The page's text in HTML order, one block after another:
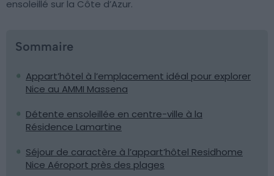
ensoleillé sur la Côte d’Azur.
Sommaire
Appart’hôtel à l’emplacement idéal pour explorer
Nice au AMMI Massena
Détente ensoleillée en centre-ville à la
Résidence Lamartine
Séjour de caractère à l’appart’hôtel Residhome
Nice Aéroport près des plages